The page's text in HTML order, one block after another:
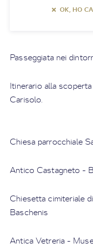
OK, HO
Passeggiata nei
Itinerario alla
Carisolo.
Chiesa parrocchiale
Antico Castagneto -
Chiesetta cimiteriale
Baschenis
Antica Vetreria -